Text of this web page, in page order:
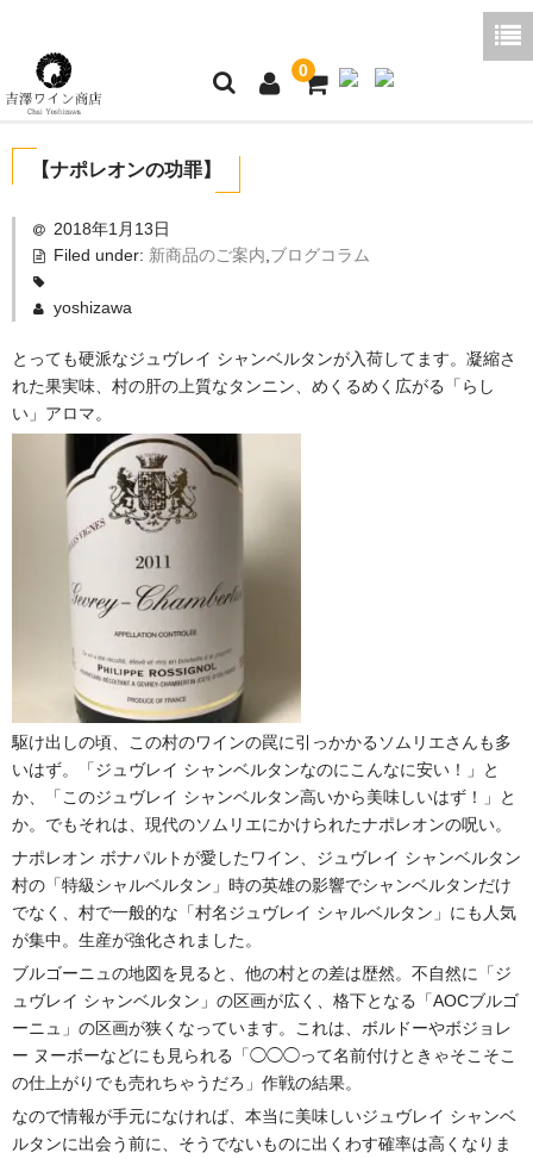
0
ホーム
商品一覧
好みから探す
ブログコラム
よくあるご質問
お問い合わせ
お買い物かご
【ナポレオンの功罪】
2018年1月13日
Filed under: 新商品のご案内 ブログコラム
yoshizawa
とっても硬派なジュヴレイ シャンベルタンが入荷してます。凝縮さ
れた果実味、村の肝の上質なタンニン、めくるめく広がる「らし
い」アロマ。
駆け出しの頃、この村のワインの罠に引っかかるソムリエさんも多
いはず。「ジュヴレイ シャンベルタンなのにこんなに安い！」と
か、「このジュヴレイ シャンベルタン高いから美味しいはず！」と
か。でもそれは、現代のソムリエにかけられたナポレオンの呪い。
ナポレオン ボナパルトが愛したワイン、ジュヴレイ シャンベルタン
村の「特級シャルベルタン」時の英雄の影響でシャンベルタンだけ
でなく、村で一般的な「村名ジュヴレイ シャルベルタン」にも人気
が集中。生産が強化されました。
ブルゴーニュの地図を見ると、他の村との差は歴然。不自然に「ジ
ュヴレイ シャンベルタン」の区画が広く、格下となる「AOCブルゴ
ーニュ」の区画が狭くなっています。これは、ボルドーやボジョレ
ー ヌーボーなどにも見られる「◯◯◯って名前付けときゃそこそこ
の仕上がりでも売れちゃうだろ」作戦の結果。
なので情報が手元になければ、本当に美味しいジュヴレイ シャンベ
ルタンに出会う前に、そうでないものに出くわす確率は高くなりま